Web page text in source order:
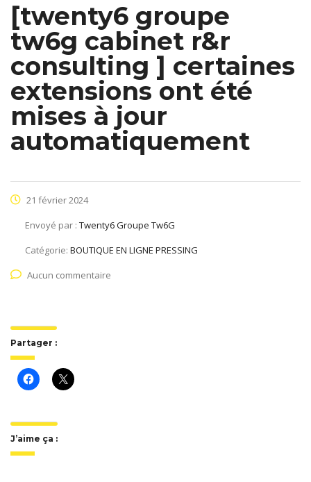
[twenty6 groupe
tw6g cabinet r&r
consulting ] certaines
extensions ont été
mises à jour
automatiquement
21 février 2024
Envoyé par : Twenty6 Groupe Tw6G
Catégorie: BOUTIQUE EN LIGNE PRESSING
Aucun commentaire
Partager :
J’aime ça :